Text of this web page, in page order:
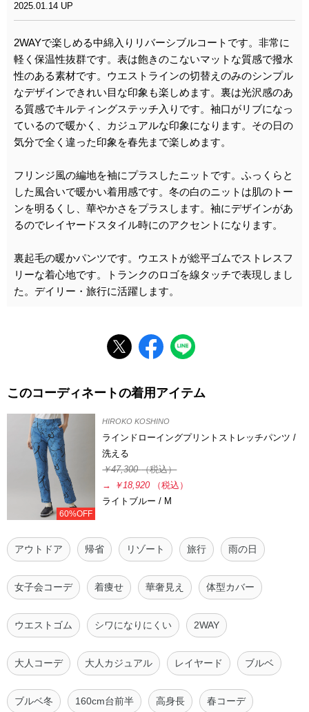
2025.01.14 UP
2WAYで楽しめる中綿入りリバーシブルコートです。非常に
軽く保温性抜群です。表は飽きのこないマットな質感で撥水
性のある素材です。ウエストラインの切替えのみのシンプル
なデザインできれい目な印象も楽しめます。裏は光沢感のあ
る質感でキルティングステッチ入りです。袖口がリブになっ
ているので暖かく、カジュアルな印象になります。その日の
気分で全く違った印象を春先まで楽しめます。
フリンジ風の編地を袖にプラスしたニットです。ふっくらと
した風合いで暖かい着用感です。冬の白のニットは肌のトー
ンを明るくし、華やかさをプラスします。袖にデザインがあ
るのでレイヤードスタイル時にのアクセントになります。
裏起毛の暖かパンツです。ウエストが総平ゴムでストレスフ
リーな着心地です。トランクのロゴを線タッチで表現しまし
た。デイリー・旅行に活躍します。
このコーディネートの着用アイテム
60%OFF
HIROKO KOSHINO
ラインドローイングプリントストレッチパンツ /
洗える
￥47,300（税込）
→
￥18,920
（税込）
ライトブルー / M
アウトドア 帰省 リゾート 旅行 雨の日
女子会コーデ 着痩せ 華奢見え 体型カバー
ウエストゴム シワになりにくい 2WAY
大人コーデ 大人カジュアル レイヤード ブルベ
ブルベ冬 160cm台前半 高身長 春コーデ